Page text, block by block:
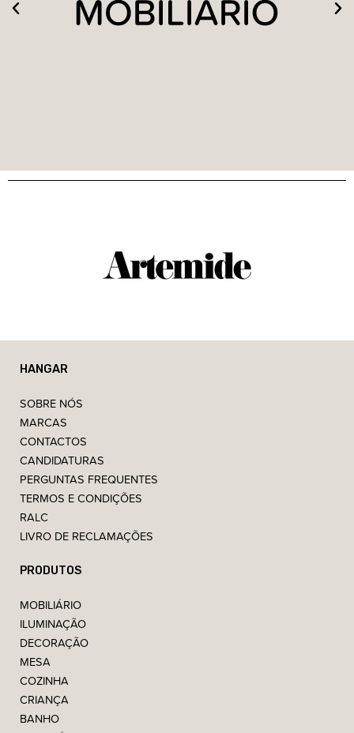
HANGAR
SOBRE NÓS
MARCAS
CONTACTOS
CANDIDATURAS
PERGUNTAS FREQUENTES
TERMOS E CONDIÇÕES
RALC
LIVRO DE RECLAMAÇÕES
PRODUTOS
MOBILIÁRIO
ILUMINAÇÃO
DECORAÇÃO
MESA
COZINHA
CRIANÇA
BANHO